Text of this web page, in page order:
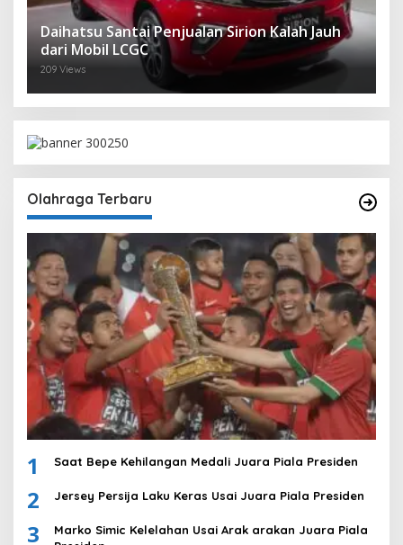
Daihatsu Santai Penjualan Sirion Kalah Jauh
dari Mobil LCGC
209 Views
Olahraga Terbaru
1 Saat Bepe Kehilangan Medali Juara Piala Presiden
2 Jersey Persija Laku Keras Usai Juara Piala Presiden
3
Marko Simic Kelelahan Usai Arak arakan Juara Piala